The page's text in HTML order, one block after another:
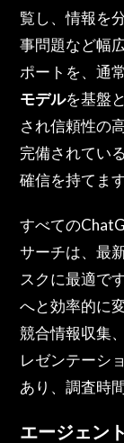
覧し、情報を
事問題など幅
ポートを、通
モデルを基盤
され信頼性の
完備されてい
確信を持てます
すべての
サーチは、最
スクに最適で
へと効率的に
競合情報収集
レゼンテーシ
あり、調査時
エージェン